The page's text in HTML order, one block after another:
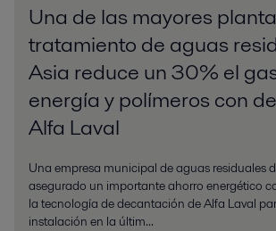
Una de las mayores
tratamiento de aguas
Asia reduce un 30% el
energía y polímeros con
Alfa Laval
Una empresa municipal de aguas residuales
asegurado un importante ahorro energético
la tecnología de decantación de Alfa Laval
instalación en la últim...